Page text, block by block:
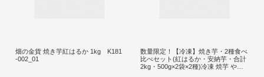
畑の金貨 焼き芋紅はるか 1kg K181
-002_01
数量限定！【冷凍】焼き芋・2種食べ
比べセット(紅はるか・安納芋・合計
2kg・500g×2袋×2種)冷凍 焼芋 やき